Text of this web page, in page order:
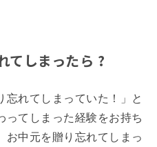
てしまったら ?
忘れてしまっていた！」と
ってしまった経験をお持ち
中元を贈り忘れてしまっ